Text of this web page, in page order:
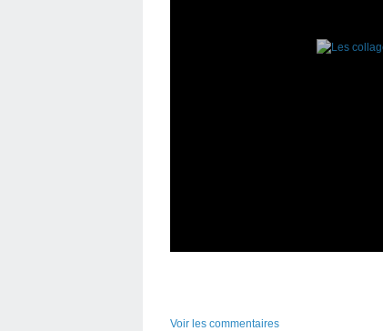
Voir les commentaires